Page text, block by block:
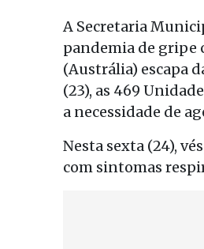
A Secretaria
pandemia de gripe
(Austrália) escapa
(23), as 469
a necessidade de
Nesta sexta (24),
com sintomas